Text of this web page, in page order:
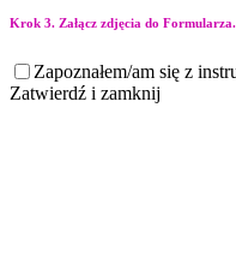
Krok 3. Załącz zdjęcia do Formularza.
Zapoznałem/am się z
Zatwierdź i zamknij